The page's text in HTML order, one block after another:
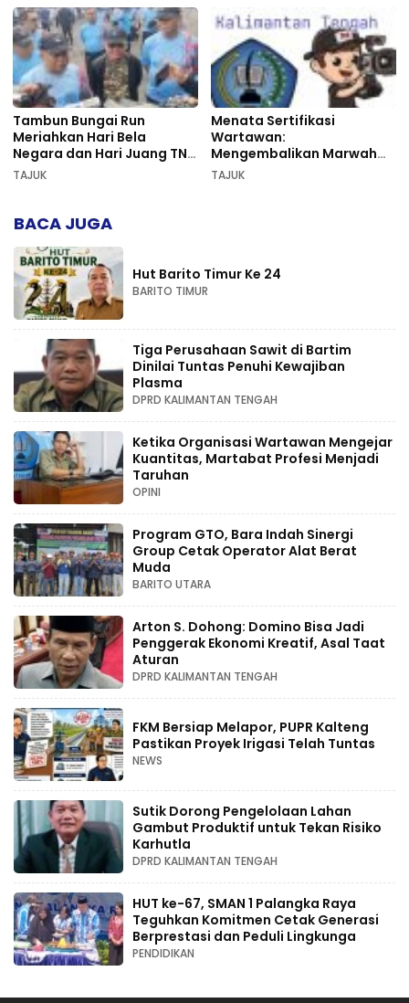
Tambun Bungai Run
Meriahkan Hari Bela
Negara dan Hari Juang TNI
AD di Palangka Raya
TAJUK
Menata Sertifikasi
Wartawan:
Mengembalikan Marwah
Pers dan Keadilan
TAJUK
BACA JUGA
Hut Barito Timur Ke 24
BARITO TIMUR
Tiga Perusahaan Sawit di Bartim
Dinilai Tuntas Penuhi Kewajiban
Plasma
DPRD KALIMANTAN TENGAH
Ketika Organisasi Wartawan Mengejar
Kuantitas, Martabat Profesi Menjadi
Taruhan
OPINI
Program GTO, Bara Indah Sinergi
Group Cetak Operator Alat Berat
Muda
BARITO UTARA
Arton S. Dohong: Domino Bisa Jadi
Penggerak Ekonomi Kreatif, Asal Taat
Aturan
DPRD KALIMANTAN TENGAH
FKM Bersiap Melapor, PUPR Kalteng
Pastikan Proyek Irigasi Telah Tuntas
NEWS
Sutik Dorong Pengelolaan Lahan
Gambut Produktif untuk Tekan Risiko
Karhutla
DPRD KALIMANTAN TENGAH
HUT ke-67, SMAN 1 Palangka Raya
Teguhkan Komitmen Cetak Generasi
Berprestasi dan Peduli Lingkunga
PENDIDIKAN